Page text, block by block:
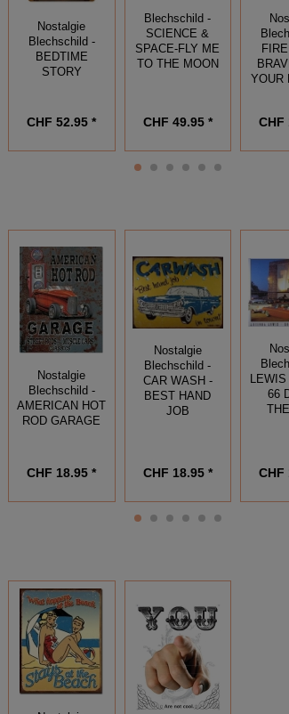
Nostalgie
Blechschild -
BEDTIME
STORY
CHF 52.95 *
Blechschild -
SCIENCE &
SPACE-FLY ME
TO THE MOON
CHF 49.95 *
YOUR
CHF
Nostalgie
Blechschild -
AMERICAN HOT
ROD GARAGE
CHF 18.95 *
Nostalgie
Blechschild -
CAR WASH -
BEST HAND
JOB
CHF 18.95 *
66
CHF